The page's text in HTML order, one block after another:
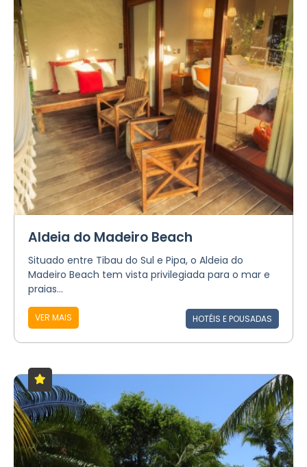
Aldeia do Madeiro Beach
Situado entre Tibau do Sul e Pipa, o Aldeia do
Madeiro Beach tem vista privilegiada para o mar e
praias...
VER MAIS HOTÉIS E POUSADAS